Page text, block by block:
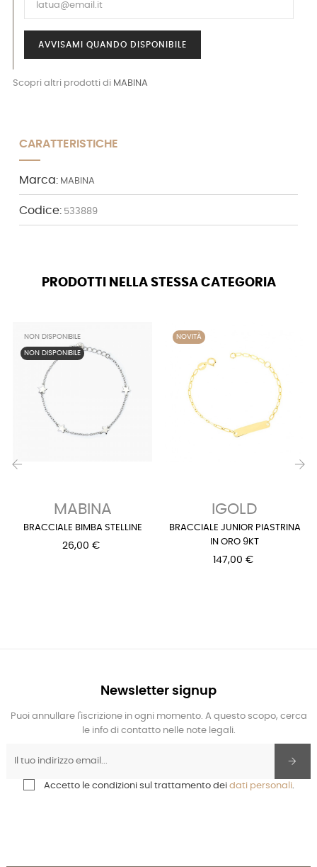
AVVISAMI QUANDO DISPONIBILE
Scopri altri prodotti di MABINA
CARATTERISTICHE
Marca: MABINA
Codice: 533889
PRODOTTI NELLA STESSA CATEGORIA
NON DISPONIBILE
NON DISPONIBILE
MABINA
BRACCIALE BIMBA STELLINE
26,00 €
NOVITÀ
IGOLD
BRACCIALE JUNIOR PIASTRINA
IN ORO 9KT
147,00 €
Newsletter signup
Puoi annullare l'iscrizione in ogni momento. A questo scopo, cerca
le info di contatto nelle note legali.
Accetto le condizioni sul trattamento dei dati personali.